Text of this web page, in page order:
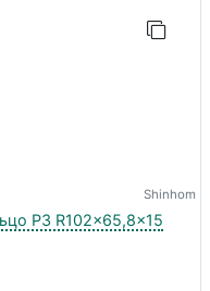
Shinhom
P3 R102x65,8x15